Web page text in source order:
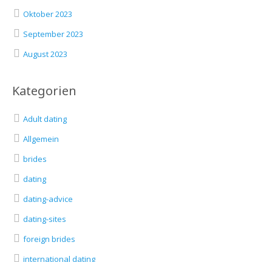
Oktober 2023
September 2023
August 2023
Kategorien
Adult dating
Allgemein
brides
dating
dating-advice
dating-sites
foreign brides
international dating